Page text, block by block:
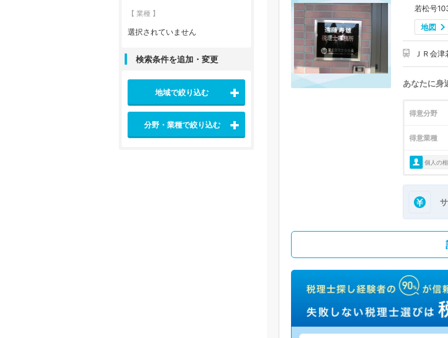
若松号
地図
ＪＲ会
あなたに身
得意分野
得意業種
個人の
【 業種 】
選択されていません
検索条件を追加・変更
地域で絞り込む
分野・業種で絞り込む